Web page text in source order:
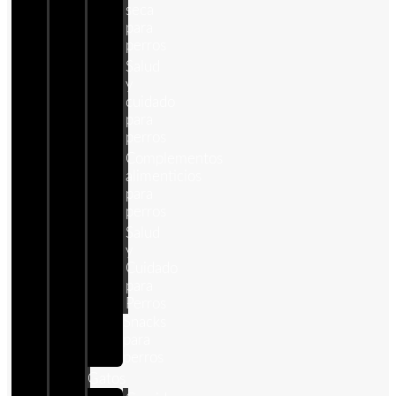
seca
para
perros
Salud
y
cuidado
para
perros
Complementos
alimenticios
para
perros
Salud
y
Cuidado
para
Perros
Gatos